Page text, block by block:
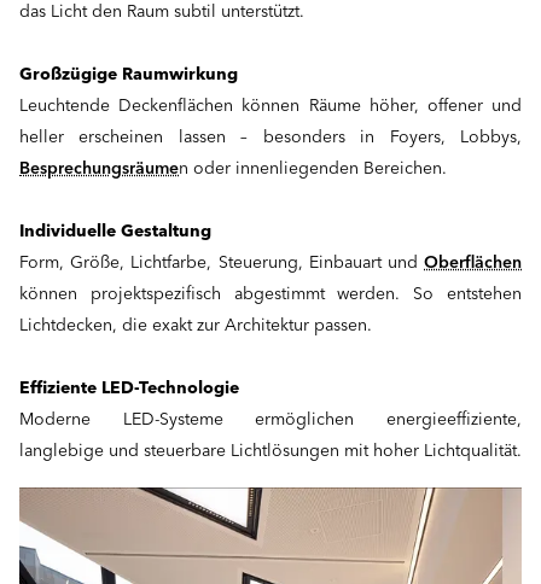
das Licht den Raum subtil unterstützt.
Großzügige Raumwirkung
Leuchtende Deckenflächen können Räume höher, offener und
heller erscheinen lassen – besonders in Foyers, Lobbys,
Besprechungsräumen oder innenliegenden Bereichen.
Individuelle Gestaltung
Form, Größe, Lichtfarbe, Steuerung, Einbauart und Oberflächen
können projektspezifisch abgestimmt werden. So entstehen
Lichtdecken, die exakt zur Architektur passen.
Effiziente LED-Technologie
Moderne LED-Systeme ermöglichen energieeffiziente,
langlebige und steuerbare Lichtlösungen mit hoher Lichtqualität.